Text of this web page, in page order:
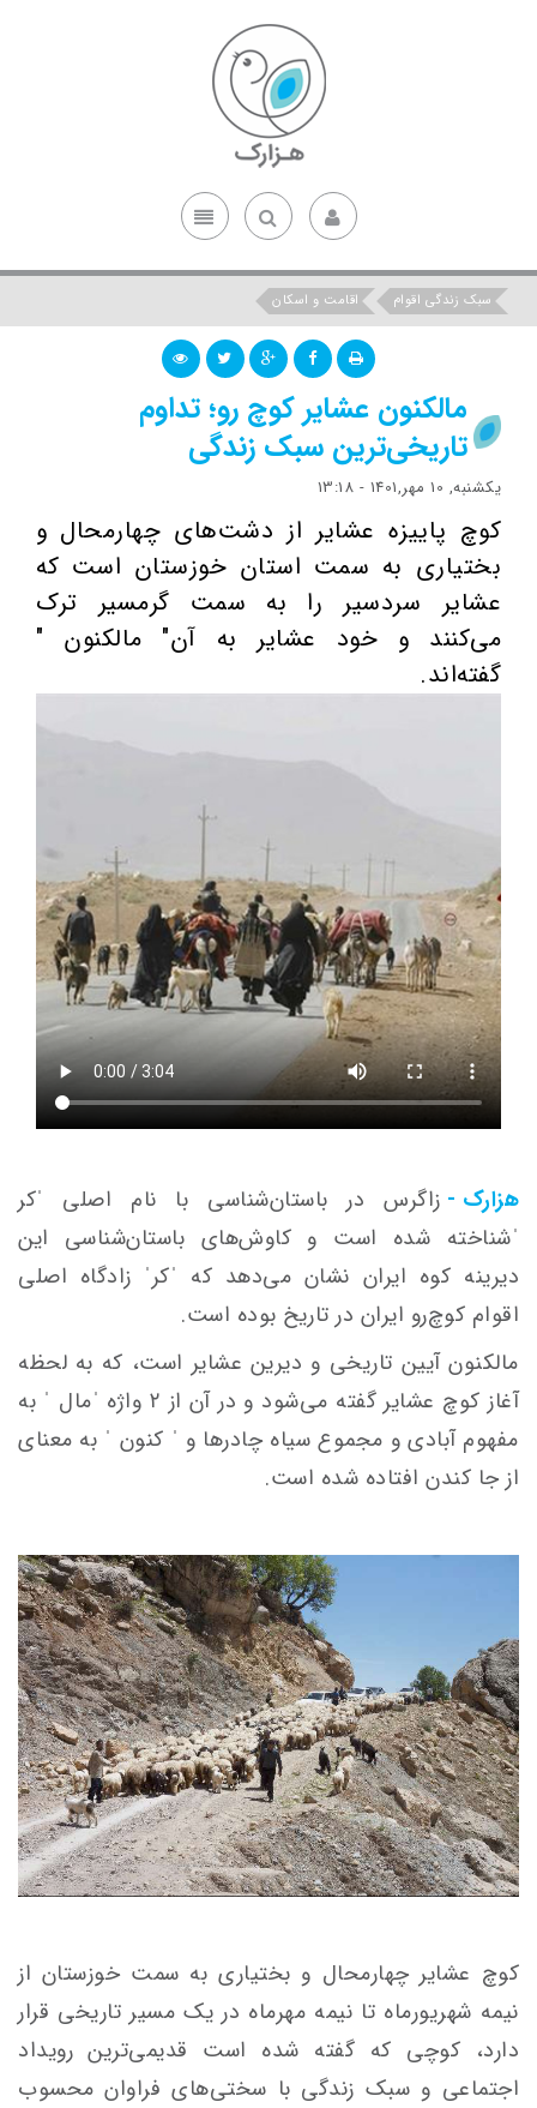
سبک زندگی اقوام اقامت و اسکان
مالکنون عشایر کوچ رو؛ تداوم
تاریخی‌ترین سبک زندگی
یکشنبه, 10 مهر,1401 - 13:18
کوچ پاییزه عشایر از دشت‌های چهارمحال و
بختیاری به سمت استان خوزستان است که
عشایر سردسیر را به سمت گرمسیر ترک
می‌کنند و خود عشایر به آن" مالکنون "
گفته‌اند.
هزارک - زاگرس در باستان‌شناسی با نام اصلی ˈکر
ˈشناخته شده است و کاوش‌های باستان‌شناسی این
دیرینه کوه ایران نشان می‌دهد که ˈکرˈ زادگاه اصلی
اقوام کوچ‌رو ایران در تاریخ بوده است.
مالکنون آیین تاریخی و دیرین عشایر است، که به لحظه
آغاز کوچ عشایر گفته می‌شود و در آن از ۲ واژه ˈمال ˈ به
مفهوم آبادی و مجموع سیاه چادرها و ˈ کنون ˈ به معنای
از جا کندن افتاده شده است.
کوچ عشایر چهارمحال و بختیاری به سمت خوزستان از
نیمه شهریورماه تا نیمه مهرماه در یک مسیر تاریخی قرار
دارد، کوچی که گفته شده است قدیمی‌ترین رویداد
اجتماعی و سبک زندگی با سختی‌های فراوان محسوب